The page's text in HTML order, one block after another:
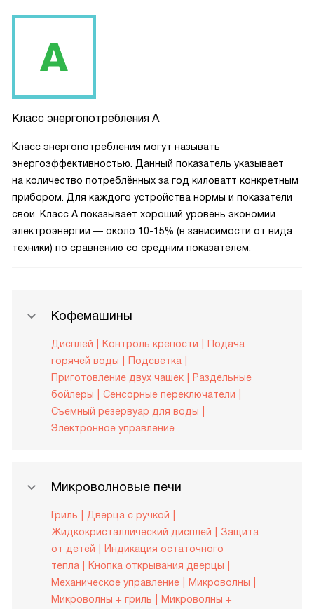
Класс энергопотребления A
Класс энергопотребления могут называть
энергоэффективностью. Данный показатель указывает
на количество потреблённых за год киловатт конкретным
прибором. Для каждого устройства нормы и показатели
свои. Класс А показывает хороший уровень экономии
электроэнергии — около 10-15% (в зависимости от вида
техники) по сравнению со средним показателем.
Кофемашины
Дисплей Контроль крепости
Подача
горячей воды
Подсветка
Приготовление двух чашек
Раздельные
бойлеры
Сенсорные переключатели
Съемный резервуар для воды
Электронное управление
Микроволновые печи
Гриль
Дверца с ручкой
Жидкокристаллический дисплей
Защита
от детей
Индикация остаточного
тепла
Кнопка открывания дверцы
Механическое управление
Микроволны
Микроволны + гриль
Микроволны +